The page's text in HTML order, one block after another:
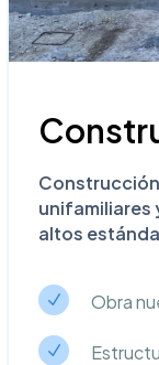
unifamiliares
altos
N
N Obra
N
N